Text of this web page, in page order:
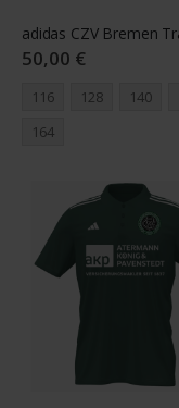
50,00 €
116 128 140
164